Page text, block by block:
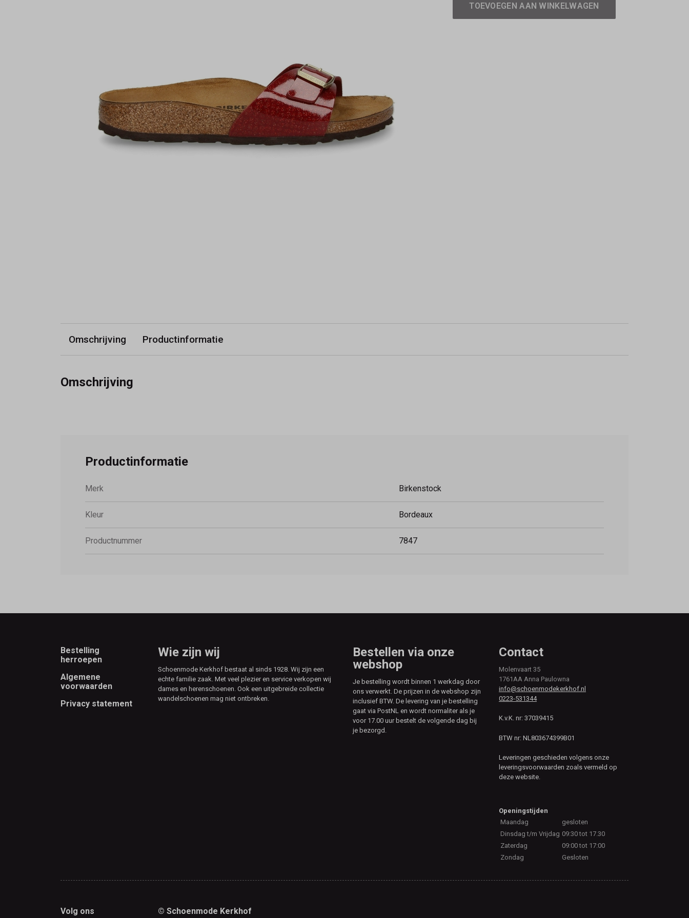
TOEVOEGEN AAN WINKELWAGEN
Omschrijving Productinformatie
Omschrijving
Productinformatie
Merk Birkenstock
Kleur Bordeaux
Productnummer 7847
Footer
Bestelling
herroepen
Algemene
voorwaarden
Privacy statement
Wie zijn wij
Schoenmode Kerkhof bestaat al sinds 1928. Wij zijn een
echte familie zaak. Met veel plezier en service verkopen wij
dames en herenschoenen. Ook een uitgebreide collectie
wandelschoenen mag niet ontbreken.
Bestellen via onze
webshop
Je bestelling wordt binnen 1 werkdag door
ons verwerkt. De prijzen in de webshop zijn
inclusief BTW. De levering van je bestelling
gaat via PostNL en wordt normaliter als je
voor 17.00 uur bestelt de volgende dag bij
je bezorgd.
Contact
Molenvaart 35
1761AA Anna Paulowna
info@schoenmodekerkhof.nl
0223-531344
K.v.K. nr: 37039415
BTW nr: NL803674399B01
Leveringen geschieden volgens onze
leveringsvoorwaarden zoals vermeld op
deze website.
Openingstijden
Maandag
gesloten
Dinsdag t/m Vrijdag 09:30 tot 17.30
Zaterdag
09:00 tot 17:00
Zondag
Gesloten
Volg ons © Schoenmode Kerkhof